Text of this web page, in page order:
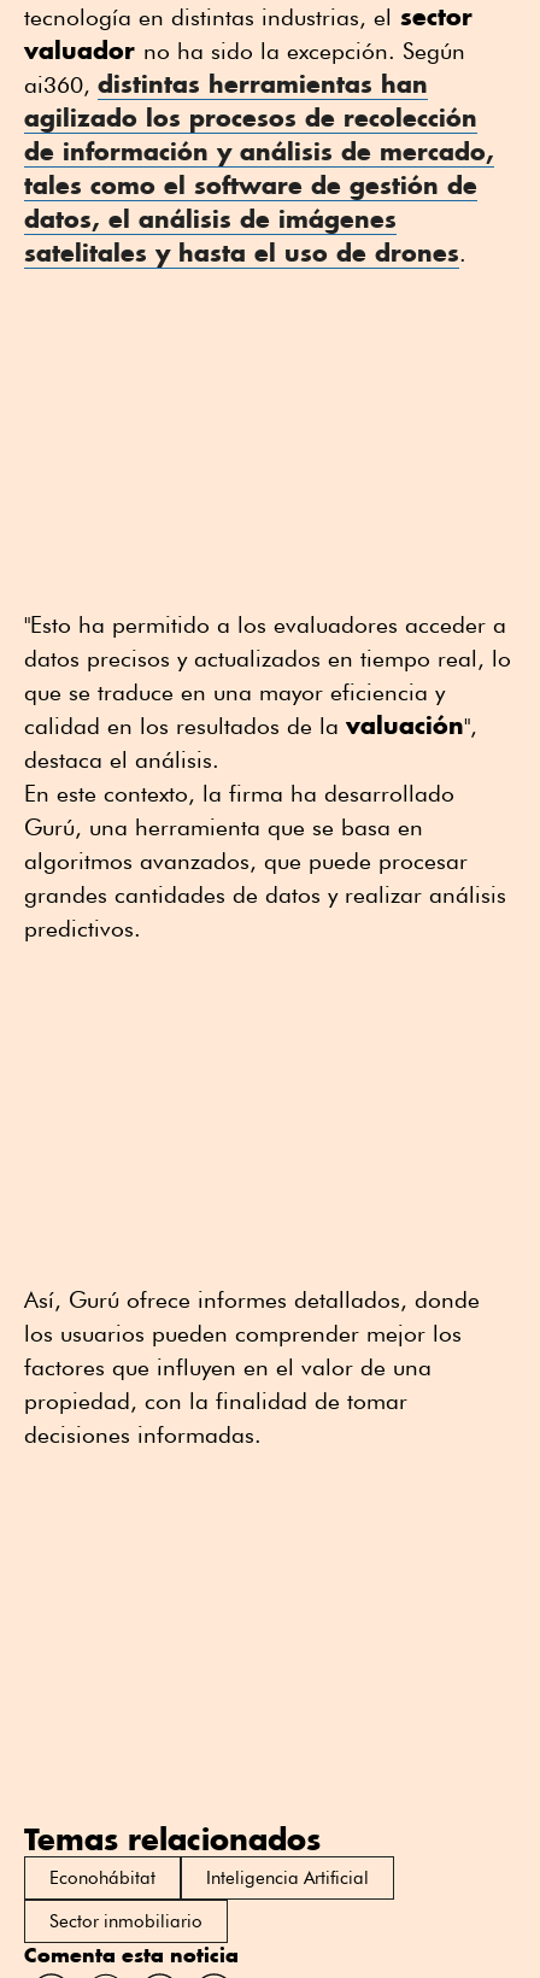
tecnología en distintas industrias, el sector
valuador no ha sido la excepción. Según
ai360, distintas herramientas han
agilizado los procesos de recolección
de información y análisis de mercado,
tales como el software de gestión de
datos, el análisis de imágenes
satelitales y hasta el uso de drones.
"Esto ha permitido a los evaluadores acceder a
datos precisos y actualizados en tiempo real, lo
que se traduce en una mayor eficiencia y
calidad en los resultados de la valuación",
destaca el análisis.
En este contexto, la firma ha desarrollado
Gurú, una herramienta que se basa en
algoritmos avanzados, que puede procesar
grandes cantidades de datos y realizar análisis
predictivos.
Así, Gurú ofrece informes detallados, donde
los usuarios pueden comprender mejor los
factores que influyen en el valor de una
propiedad, con la finalidad de tomar
decisiones informadas.
Temas relacionados
Econohábitat
Inteligencia Artificial
Sector inmobiliario
Comenta esta noticia